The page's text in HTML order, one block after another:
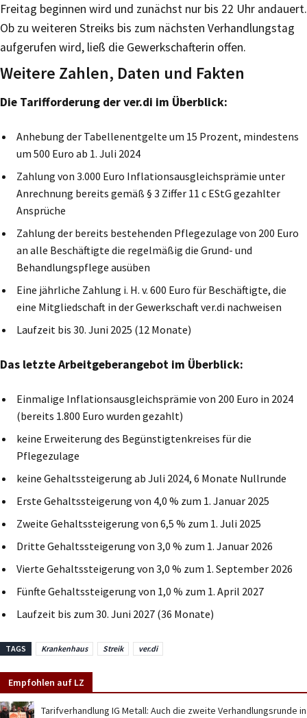
Freitag beginnen wird und zunächst nur bis 22 Uhr andauert.
Ob zu weiteren Streiks bis zum nächsten Verhandlungstag
aufgerufen wird, ließ die Gewerkschafterin offen.
Weitere Zahlen, Daten und Fakten
Die Tarifforderung der ver.di im Überblick:
Anhebung der Tabellenentgelte um 15 Prozent, mindestens
um 500 Euro ab 1. Juli 2024
Zahlung von 3.000 Euro Inflationsausgleichsprämie unter
Anrechnung bereits gemäß § 3 Ziffer 11 c EStG gezahlter
Ansprüche
Zahlung der bereits bestehenden Pflegezulage von 200 Euro
an alle Beschäftigte die regelmäßig die Grund- und
Behandlungspflege ausüben
Eine jährliche Zahlung i. H. v. 600 Euro für Beschäftigte, die
eine Mitgliedschaft in der Gewerkschaft ver.di nachweisen
Laufzeit bis 30. Juni 2025 (12 Monate)
Das letzte Arbeitgeberangebot im Überblick:
Einmalige Inflationsausgleichsprämie von 200 Euro in 2024
(bereits 1.800 Euro wurden gezahlt)
keine Erweiterung des Begünstigtenkreises für die
Pflegezulage
keine Gehaltssteigerung ab Juli 2024, 6 Monate Nullrunde
Erste Gehaltssteigerung von 4,0 % zum 1. Januar 2025
Zweite Gehaltssteigerung von 6,5 % zum 1. Juli 2025
Dritte Gehaltssteigerung von 3,0 % zum 1. Januar 2026
Vierte Gehaltssteigerung von 3,0 % zum 1. September 2026
Fünfte Gehaltssteigerung von 1,0 % zum 1. April 2027
Laufzeit bis zum 30. Juni 2027 (36 Monate)
TAGS Krankenhaus Streik ver.di
Empfohlen auf LZ
Tarifverhandlung IG Metall: Auch die zweite Verhandlungsrunde in